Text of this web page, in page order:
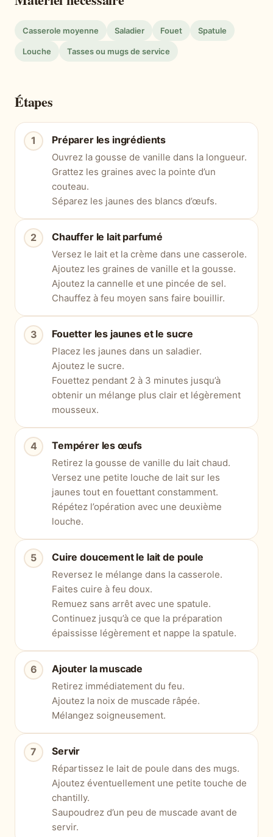
Casserole moyenne Saladier Fouet Spatule
Louche Tasses ou mugs de service
Étapes
Préparer les ingrédients
Ouvrez la gousse de vanille dans la longueur.
Grattez les graines avec la pointe d’un
couteau.
Séparez les jaunes des blancs d’œufs.
Chauffer le lait parfumé
Versez le lait et la crème dans une casserole.
Ajoutez les graines de vanille et la gousse.
Ajoutez la cannelle et une pincée de sel.
Chauffez à feu moyen sans faire bouillir.
Fouetter les jaunes et le sucre
Placez les jaunes dans un saladier.
Ajoutez le sucre.
Fouettez pendant 2 à 3 minutes jusqu’à
obtenir un mélange plus clair et légèrement
mousseux.
Tempérer les œufs
Retirez la gousse de vanille du lait chaud.
Versez une petite louche de lait sur les
jaunes tout en fouettant constamment.
Répétez l’opération avec une deuxième
louche.
Cuire doucement le lait de poule
Reversez le mélange dans la casserole.
Faites cuire à feu doux.
Remuez sans arrêt avec une spatule.
Continuez jusqu’à ce que la préparation
épaississe légèrement et nappe la spatule.
Ajouter la muscade
Retirez immédiatement du feu.
Ajoutez la noix de muscade râpée.
Mélangez soigneusement.
Servir
Répartissez le lait de poule dans des mugs.
Ajoutez éventuellement une petite touche de
chantilly.
Saupoudrez d’un peu de muscade avant de
servir.